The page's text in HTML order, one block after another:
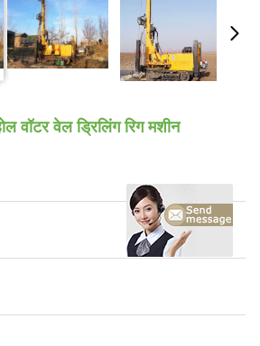
वॉटर वेल ड्रिलिंग रिग मशीन